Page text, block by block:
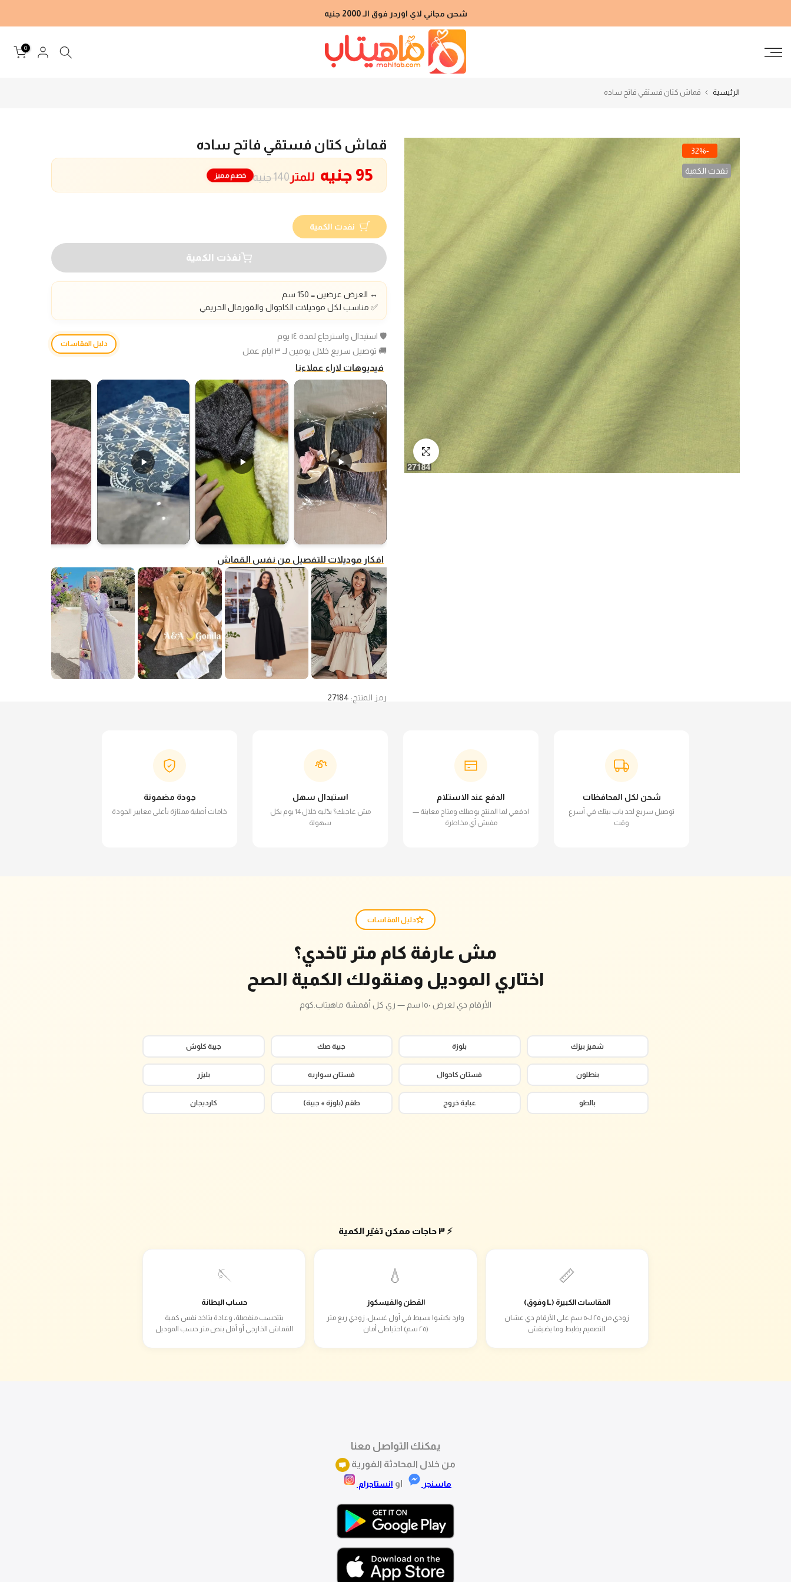
إلى
شحن مجاني لاي اوردر فوق الـ 2000 جنيه
0
الرئيسية قماش كتان فستقي فاتح ساده
-32%
نفدت الكمية
انقر للتكبير
قماش كتان فستقي فاتح ساده
140 جنيه 95 جنيه للمتر خصم مميز
نفدت الكمية
نفذت الكمية
↔️ العرض عرضين = 150 سم
✅ مناسب لكل موديلات الكاجوال والفورمال الحريمي
🛡️ استبدال واسترجاع لمدة ١٤ يوم
🚚 توصيل سريع خلال يومين لـ ٣ ايام عمل
دليل المقاسات
فيديوهات لاراء عملاءنا
افكار موديلات للتفصيل من نفس القماش
رمز المنتج: 27184
شحن لكل المحافظات
توصيل سريع لحد باب بيتك في أسرع
وقت
الدفع عند الاستلام
ادفعي لما المنتج يوصلك ومتاح معاينة —
مفيش أي مخاطرة
استبدال سهل
مش عاجبك؟ بدّليه خلال 14 يوم بكل
سهولة
جودة مضمونة
خامات أصلية ممتازة بأعلى معايير الجودة
دليل المقاسات
مش عارفة كام متر تاخدي؟
اختاري الموديل وهنقولك الكمية الصح
الأرقام دي لعرض ١٥٠ سم — زي كل أقمشة ماهيتاب.كوم
شميز بيزك بلوزة جيبة صك جيبة كلوش
بنطلون فستان كاجوال فستان سواريه بليزر
بالطو عباية خروج طقم (بلوزة + جيبة) كارديجان
⚡ ٣ حاجات ممكن تغيّر الكمية
📏
المقاسات الكبيرة (L وفوق)
زودي من ٢٥ لـ٥٠ سم على الأرقام دي عشان
التصميم يظبط وما يضيقش
💧
القطن والفيسكوز
وارد يكشوا بسيط في أول غسيل، زودي ربع متر
(٢٥ سم) احتياطي أمان
🪡
حساب البطانة
بتتحسب منفصلة، وعادة بتاخد نفس كمية
القماش الخارجي أو أقل بنص متر حسب الموديل
يمكنك التواصل معنا
من خلال المحادثة الفورية
ماسنجر او انستاجرام